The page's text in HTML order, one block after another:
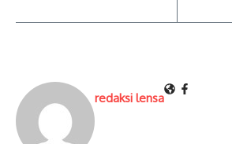
redaksi lensa